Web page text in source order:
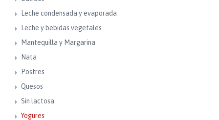
Leche condensada y evaporada
Leche y bebidas vegetales
Mantequilla y Margarina
Nata
Postres
Quesos
Sin lactosa
Yogures